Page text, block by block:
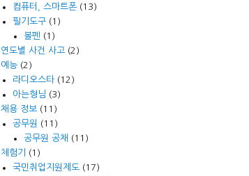
컴퓨터, 스마트폰(13)
필기도구(1)
볼펜 (1)
연도별 사건 사고 (2)
예능 (2)
라디오스타(12)
아는형님 (3)
채용 정보 (11)
공무원
(11)
공무원 공채 (11)
체험기
(1)
국민취업지원제도(17)